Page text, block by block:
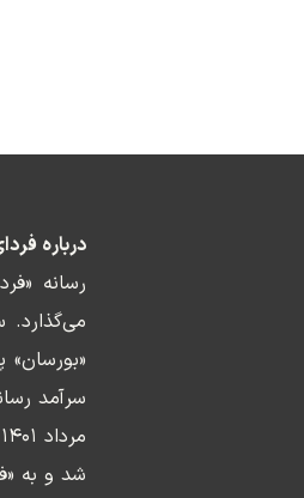
درباره
رسانه
سرآمد
شد و به